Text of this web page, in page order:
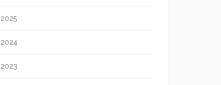
2025
2024
2023